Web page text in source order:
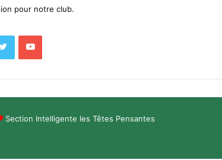
pour notre club.
TwitterYouTube
Section Intelligente les Têtes Pensantes